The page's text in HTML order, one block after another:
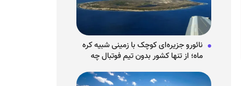
نائورو جزیره‌ای کوچک با زمینی شبیه کره
ماه؛ از تنها کشور بدون تیم فوتبال چه